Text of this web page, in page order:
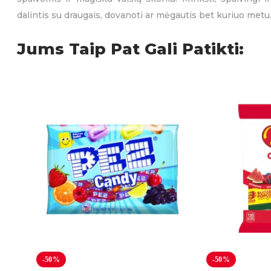
dalintis su draugais, dovanoti ar mėgautis bet kuriuo metu.
Jums Taip Pat Gali Patikti:
-50% -50%